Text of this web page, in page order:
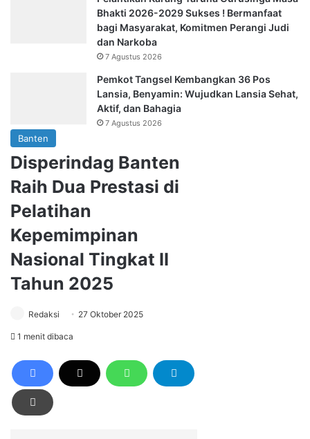
Bhakti 2026-2029 Sukses ! Bermanfaat
bagi Masyarakat, Komitmen Perangi Judi
dan Narkoba
7 Agustus 2026
Pemkot Tangsel Kembangkan 36 Pos
Lansia, Benyamin: Wujudkan Lansia Sehat,
Aktif, dan Bahagia
7 Agustus 2026